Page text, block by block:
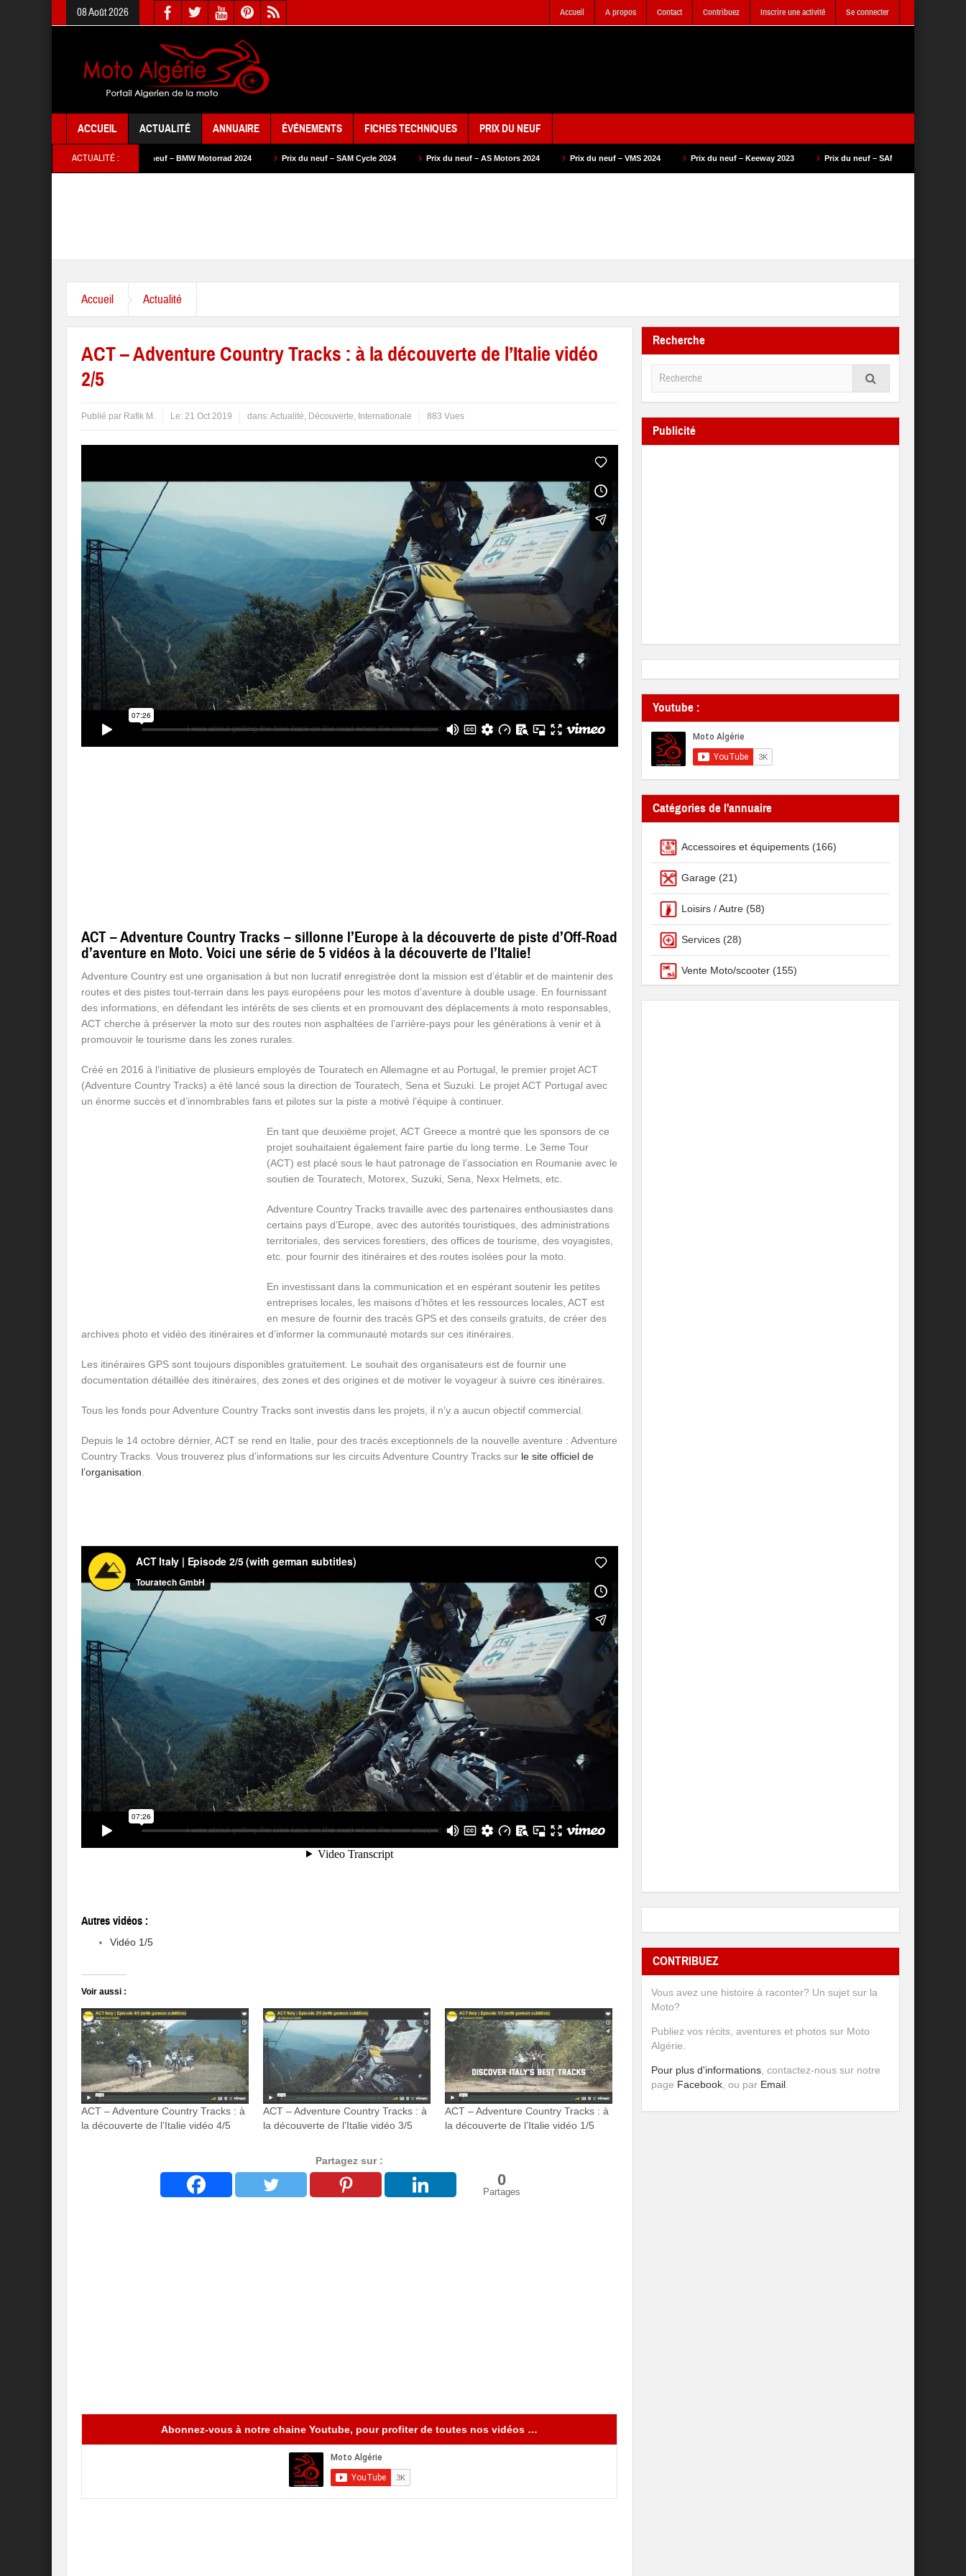
08 Août 2026 Accueil A propos Contact Contribuez Inscrire une activité Se connecter
ACCUEIL ACTUALITÉ ANNUAIRE ÉVÉNEMENTS FICHES TECHNIQUES PRIX DU NEUF
ACTUALITÉ :
Prix du neuf – BMW Motorrad 2024 Prix du neuf – SAM Cycle 2024 Prix du neuf – AS Motors 2024 Prix du neuf – VMS 2024 Prix du neuf – Keeway 2023 Prix du neuf – SAM Cycle 2023
Accueil Actualité
ACT – Adventure Country Tracks : à la découverte de l’Italie vidéo
2/5
Publié par Rafik M. Le: 21 Oct 2019 dans:Actualité, Découverte, Internationale 883 Vues
ACT – Adventure Country Tracks – sillonne l’Europe à la découverte de piste d’Off-Road
d’aventure en Moto. Voici une série de 5 vidéos à la découverte de l’Italie!
Adventure Country est une organisation à but non lucratif enregistrée dont la mission est d’établir et de maintenir des
routes et des pistes tout-terrain dans les pays européens pour les motos d’aventure à double usage. En fournissant
des informations, en défendant les intérêts de ses clients et en promouvant des déplacements à moto responsables,
ACT cherche à préserver la moto sur des routes non asphaltées de l’arrière-pays pour les générations à venir et à
promouvoir le tourisme dans les zones rurales.
Créé en 2016 à l’initiative de plusieurs employés de Touratech en Allemagne et au Portugal, le premier projet ACT
(Adventure Country Tracks) a été lancé sous la direction de Touratech, Sena et Suzuki. Le projet ACT Portugal avec
un énorme succès et d’innombrables fans et pilotes sur la piste a motivé l’équipe à continuer.
En tant que deuxième projet, ACT Greece a montré que les sponsors de ce
projet souhaitaient également faire partie du long terme. Le 3eme Tour
(ACT) est placé sous le haut patronage de l’association en Roumanie avec le
soutien de Touratech, Motorex, Suzuki, Sena, Nexx Helmets, etc.
Adventure Country Tracks travaille avec des partenaires enthousiastes dans
certains pays d’Europe, avec des autorités touristiques, des administrations
territoriales, des services forestiers, des offices de tourisme, des voyagistes,
etc. pour fournir des itinéraires et des routes isolées pour la moto.
En investissant dans la communication et en espérant soutenir les petites
entreprises locales, les maisons d’hôtes et les ressources locales, ACT est
en mesure de fournir des tracés GPS et des conseils gratuits, de créer des
archives photo et vidéo des itinéraires et d’informer la communauté motards sur ces itinéraires.
Les itinéraires GPS sont toujours disponibles gratuitement. Le souhait des organisateurs est de fournir une
documentation détaillée des itinéraires, des zones et des origines et de motiver le voyageur à suivre ces itinéraires.
Tous les fonds pour Adventure Country Tracks sont investis dans les projets, il n’y a aucun objectif commercial.
Depuis le 14 octobre dérnier, ACT se rend en Italie, pour des tracés exceptionnels de la nouvelle aventure : Adventure
Country Tracks. Vous trouverez plus d’informations sur les circuits Adventure Country Tracks sur le site officiel de
l’organisation
Autres vidéos :
Vidéo 1/5
Voir aussi :
ACT – Adventure Country Tracks : à
la découverte de l’Italie vidéo 4/5
ACT – Adventure Country Tracks : à
la découverte de l’Italie vidéo 3/5
ACT – Adventure Country Tracks : à
la découverte de l’Italie vidéo 1/5
Partagez sur :
0
Partages
Abonnez-vous à notre chaine Youtube, pour profiter de toutes nos vidéos …
Recherche
Publicité
Youtube :
Catégories de l'annuaire
Accessoires et équipements (166)
Garage (21)
Loisirs / Autre (58)
Services (28)
Vente Moto/scooter (155)
CONTRIBUEZ
Vous avez une histoire à raconter? Un sujet sur la
Moto?
Publiez vos récits, aventures et photos sur Moto
Algérie.
Pour plus d'informations , contactez-nous sur notre
page Facebook , ou par Email